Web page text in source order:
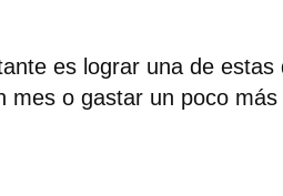
es lograr una de
mes o gastar un poco